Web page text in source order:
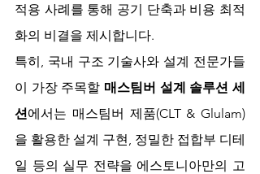
적용 사례를 통해 공기 단축과 비용 최적
화의 비결을 제시합니다.
특히, 국내 구조 기술사와 설계 전문가들
이 가장 주목할 매스팀버 설계 솔루션 세
션에서는 매스팀버 제품(CLT & Glulam)
을 활용한 설계 구현, 정밀한 접합부 디테
일 등의 실무 전략을 에스토니아만의 고